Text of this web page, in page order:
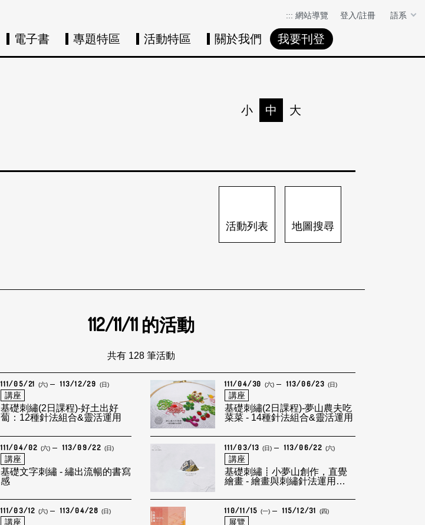
::: 網站導覽 登入/註冊 語系
電子書 專題特區 活動特區 關於我們 我要刊登
小 中 大
活動列表 地圖搜尋
112/11/11 的活動
共有 128 筆活動
111/05/21 (六) 113/12/29 (日)
講座
基礎刺繡(2日課程)-好土出好
蔔：12種針法組合&靈活運用
111/04/30 (六) 113/06/23 (日)
講座
基礎刺繡(2日課程)-夢山農夫吃
菜菜 - 14種針法組合&靈活運用
111/04/02 (六) 113/09/22 (日)
講座
基礎文字刺繡 - 繡出流暢的書寫
感
111/03/13 (日) 113/06/22 (六)
講座
基礎刺繡┋小夢山創作，直覺
繪畫 - 繪畫與刺繡針法運用
111/03/12 (六) 113/04/28 (日)
講座
110/11/15 (一) 115/12/31 (四)
展覽